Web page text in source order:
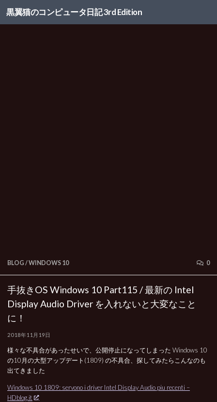
コンテンツへスキップ
黒翼猫のコンピュータ日記 3rd Edition
BLOG /WINDOWS 10 0
手抜きOS Windows 10 Part115 / 最新の Intel
Display Audio Driver を入れないと大変なこと
に！
2018年11月19日
様々な不具合があったせいで、公開停止になってしまった Windows 10
の10月の大型アップデート(1809) の不具合、探してみたらこんなのも
出てきました
Windows 10 1809: servono i driver Intel Display Audio piu recenti –
HDblog.it